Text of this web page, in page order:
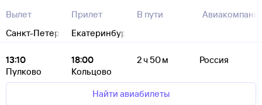
Вылет
Санкт-Петербург
Прилет
Екатеринбург
В пути
13:10
Пулково
18:00
Кольцово
2 ч 50 м Россия
Найти авиабилеты